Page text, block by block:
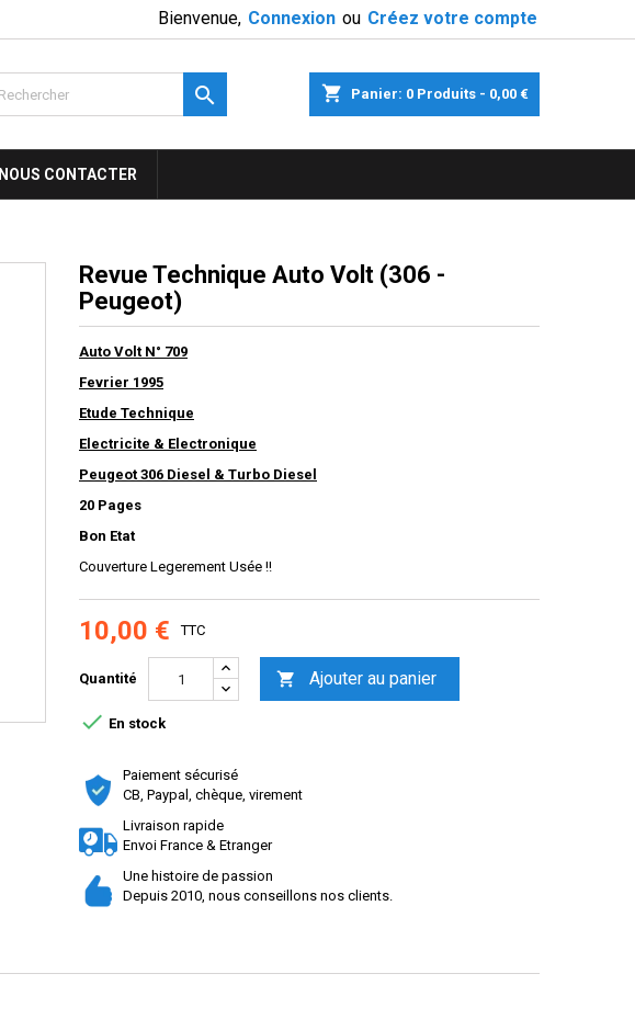
Bienvenue, Connexion ou Créez votre compte
shopping_cart Panier: 0 Produits - 0,00 €

NOUS CONTACTER
Revue Technique Auto Volt (306 -
Peugeot)
Auto Volt N° 709
Fevrier 1995
Etude Technique
Electricite & Electronique
Peugeot 306 Diesel & Turbo Diesel
20 Pages
Bon Etat
Couverture Legerement Usée !!
10,00 € TTC
Quantité  Ajouter au panier
 En stock
Paiement sécurisé
CB, Paypal, chèque, virement
Livraison rapide
Envoi France & Etranger
Une histoire de passion
Depuis 2010, nous conseillons nos clients.